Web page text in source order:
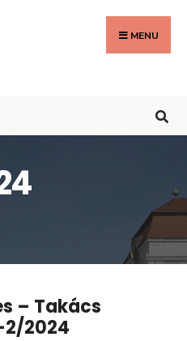
MENU
– Takács
2/2024